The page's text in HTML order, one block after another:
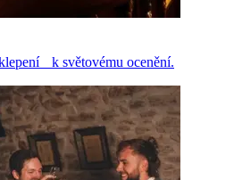
k světovému ocenění.